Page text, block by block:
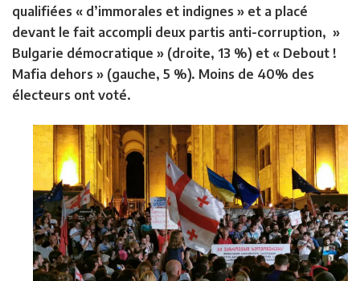
qualifiées « d’immorales et indignes » et a placé
devant le fait accompli deux partis anti-corruption, »
Bulgarie démocratique » (droite, 13 %) et « Debout !
Mafia dehors » (gauche, 5 %). Moins de 40% des
électeurs ont voté.